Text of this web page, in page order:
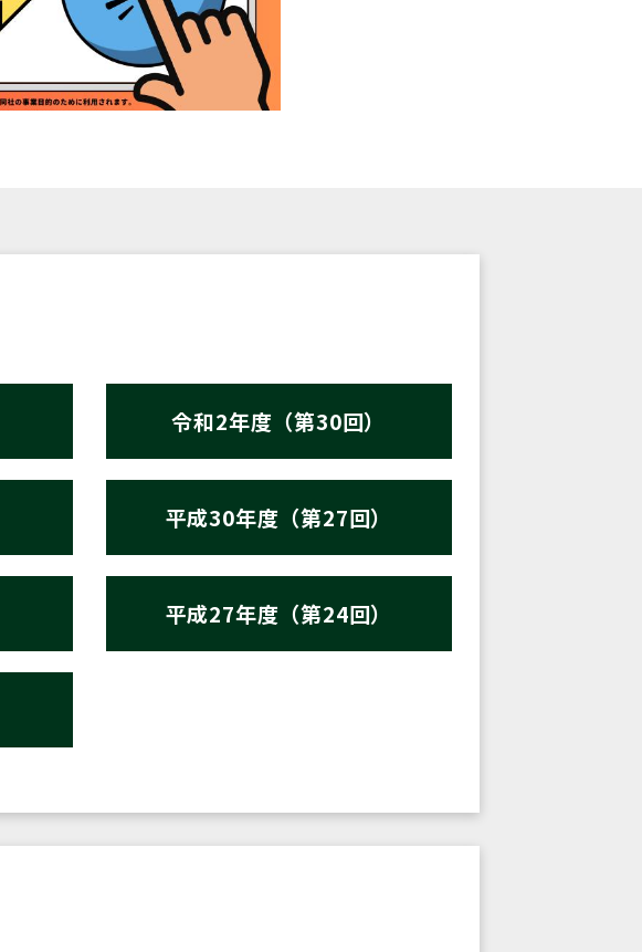
令和2年度（第30回）
平成30年度（第27回）
平成27年度（第24回）